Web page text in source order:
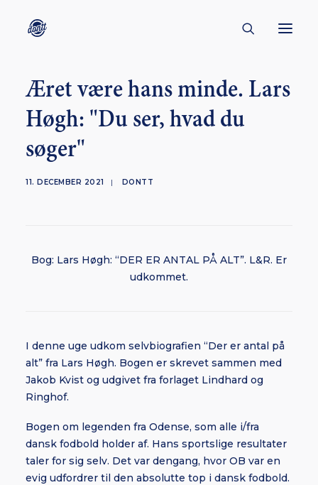
CONTACT
ABOUT
ENGLISH
Æret være hans minde. Lars
Høgh: "Du ser, hvad du
søger"
11. DECEMBER 2021 | DONTT
Bog: Lars Høgh: “DER ER ANTAL PÅ ALT”. L&R. Er
udkommet.
I denne uge udkom selvbiografien “Der er antal på
alt” fra Lars Høgh. Bogen er skrevet sammen med
Jakob Kvist og udgivet fra forlaget Lindhard og
Ringhof.
Bogen om legenden fra Odense, som alle i/fra
dansk fodbold holder af. Hans sportslige resultater
taler for sig selv. Det var dengang, hvor OB var en
evig udfordrer til den absolutte top i dansk fodbold.